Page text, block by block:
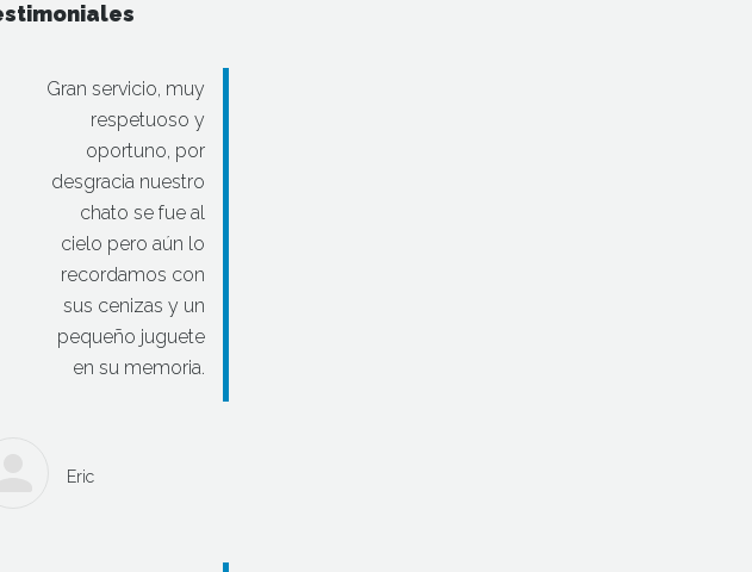
Gran servicio, muy
respetuoso y
oportuno, por
desgracia nuestro
chato se fue al
cielo pero aún lo
recordamos con
sus cenizas y un
pequeño juguete
en su memoria.
Eric